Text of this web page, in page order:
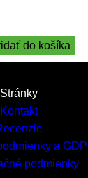
do košíka
Stránky
Kontakt
a
podmienky